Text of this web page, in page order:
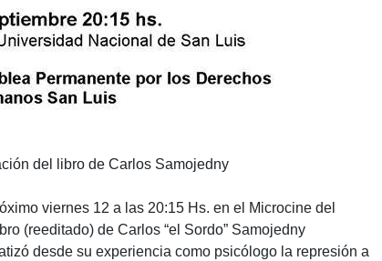
del libro de Carlos Samojedny
viernes 12 a las 20:15 Hs. en el Microcine del
(reeditado) de Carlos “el Sordo” Samojedny
desde su experiencia como psicólogo la represión a